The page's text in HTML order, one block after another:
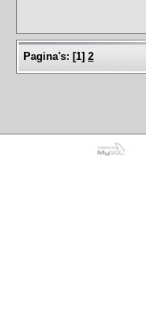
Pagina's: [1] 2